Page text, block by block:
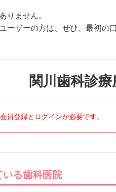
ません。
ザーの方は、ぜひ、最初の口
関川歯科診
員登録とログインが必要です。
いる歯科医院